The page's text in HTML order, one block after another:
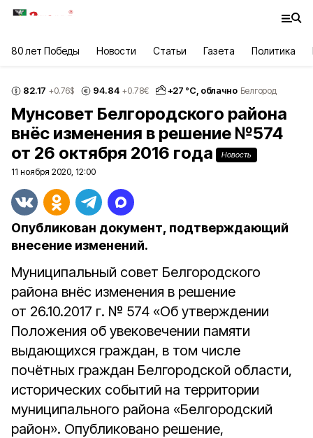
80 лет Победы Новости Статьи Газета Политика
82.17 +0.76$ 94.84 +0.78€ +27 °С, облачно Белгород
Мунсовет Белгородского района
внёс изменения в решение №574
от 26 октября 2016 года
Новость
11 ноября 2020, 12:00
Опубликован документ, подтверждающий
внесение изменений.
Муниципальный совет Белгородского
района внёс изменения в решение
от 26.10.2017 г. № 574 «Об утверждении
Положения об увековечении памяти
выдающихся граждан, в том числе
почётных граждан Белгородской области,
исторических событий на территории
муниципального района «Белгородский
район». Опубликовано решение,